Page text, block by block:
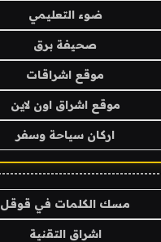
ضوء التعليمي
صحيفة برق
موقع اشراقات
موقع اشراق اون لاين
اركان سياحة وسفر
مسك الكلمات في قوقل
اشراق التقنية